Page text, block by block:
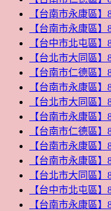
【台南市永康區
【台南市永康區
【台中市北屯區
【台北市大同區
【台南市仁德區
【台南市永康區
【台北市大同區
【台南市永康區
【台南市仁德區
【台南市永康區
【台南市永康區
【台北市大同區
【台中市北屯區
【台南市永康區